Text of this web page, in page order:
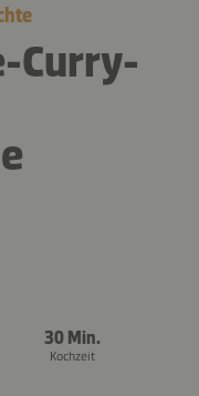
Curry-
30 Min.
Kochzeit